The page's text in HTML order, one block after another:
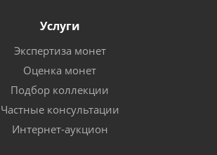
Услуги
Экспертиза монет
Оценка монет
Подбор коллекции
Частные консультации
Интернет-аукцион